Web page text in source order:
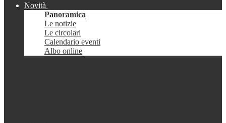
Novità
Panoramica
Le notizie
Le circolari
Calendario eventi
Albo online